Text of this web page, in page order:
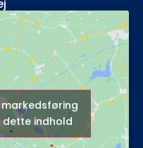
indhold